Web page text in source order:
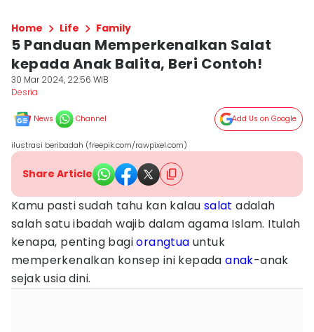
Home Life Family
5 Panduan Memperkenalkan Salat
kepada Anak Balita, Beri Contoh!
30 Mar 2024, 22:56 WIB
Desria
News Channel Add Us on Google
ilustrasi beribadah (freepik.com/rawpixel.com)
Share Article
Kamu pasti sudah tahu kan kalau salat adalah
salah satu ibadah wajib dalam agama Islam. Itulah
kenapa, penting bagiorangtua untuk
memperkenalkan konsep ini kepadaanak-anak
sejak usia dini.